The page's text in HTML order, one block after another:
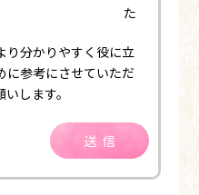
た
分かりやすく役に立
に参考にさせていただ
します。
送信